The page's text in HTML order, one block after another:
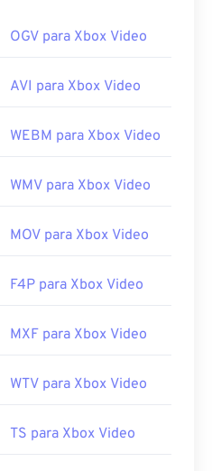
com o Windows Media
o seguinte utilitário para
.
player,o Cyberlink
.
OGV para Xbox Video
AVI para Xbox Video
WEBM para Xbox Video
WMV para Xbox Video
MOV para Xbox Video
F4P para Xbox Video
MXF para Xbox Video
WTV para Xbox Video
TS para Xbox Video